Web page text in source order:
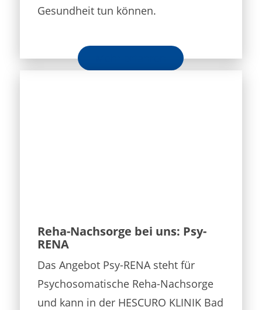
Gesundheit tun können.
Reha-Nachsorge bei uns: Psy-
RENA
Das Angebot Psy-RENA steht für
Psychosomatische Reha-Nachsorge
und kann in der HESCURO KLINIK Bad